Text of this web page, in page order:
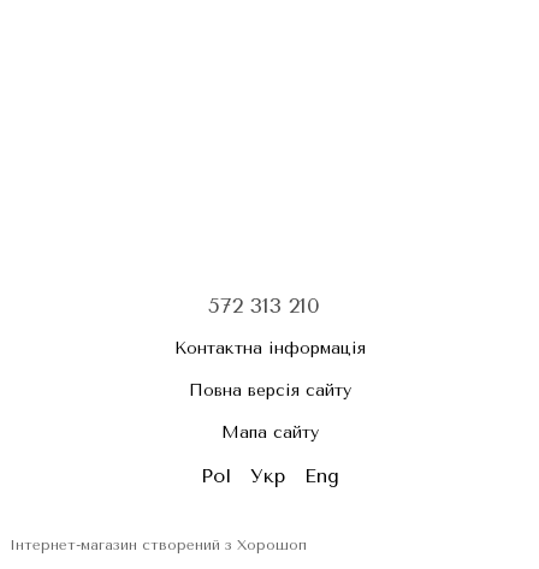
572 313 210
Контактна інформація
Повна версія сайту
Мапа сайту
Pol Укр Eng
Інтернет-магазин створений з Хорошоп